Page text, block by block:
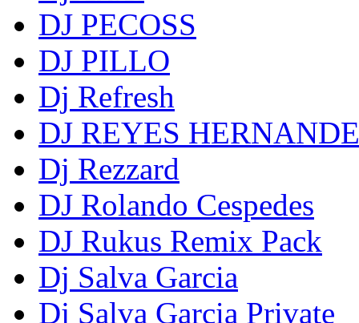
DJ PECOSS
DJ PILLO
Dj Refresh
DJ REYES
Dj Rezzard
DJ Rolando Cespedes
DJ Rukus Remix Pack
Dj Salva Garcia
Dj Salva Garcia Private